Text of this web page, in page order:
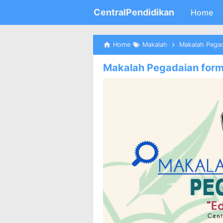
CentralPendidikan Home
Home Makalah Makalah
Makalah Pegadaian